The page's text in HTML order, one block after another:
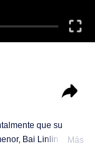
que su
Bai Linlin.
Más